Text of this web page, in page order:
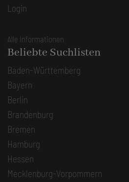
Login
Alle Informationen
Beliebte Suchlisten
Baden-Württemberg
Bayern
Berlin
Brandenburg
Bremen
Hamburg
Hessen
Mecklenburg-Vorpommern